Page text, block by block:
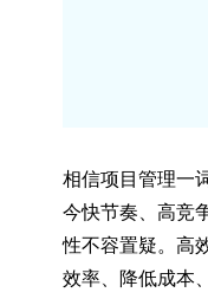
相信项目管理一
今快节奏、高竞
性不容置疑。高
效率、降低成本